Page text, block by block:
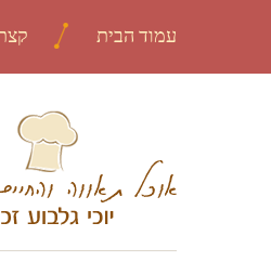
עמוד הבית